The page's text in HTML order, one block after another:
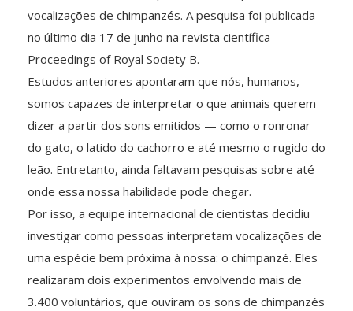
vocalizações de chimpanzés. A pesquisa foi publicada
no último dia 17 de junho na revista científica
Proceedings of Royal Society B.
Estudos anteriores apontaram que nós, humanos,
somos capazes de interpretar o que animais querem
dizer a partir dos sons emitidos — como o ronronar
do gato, o latido do cachorro e até mesmo o rugido do
leão. Entretanto, ainda faltavam pesquisas sobre até
onde essa nossa habilidade pode chegar.
Por isso, a equipe internacional de cientistas decidiu
investigar como pessoas interpretam vocalizações de
uma espécie bem próxima à nossa: o chimpanzé. Eles
realizaram dois experimentos envolvendo mais de
3.400 voluntários, que ouviram os sons de chimpanzés